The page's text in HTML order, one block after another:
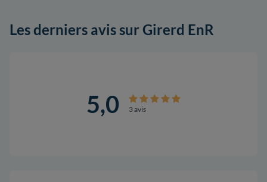
Les derniers avis sur Girerd EnR
5,0 3 avis